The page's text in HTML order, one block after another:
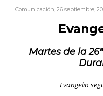
Comunicación, 26 septiembre,
Martesde la
Evangelio